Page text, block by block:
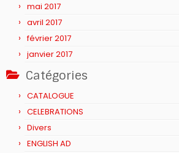
mai 2017
avril 2017
février 2017
janvier 2017
Catégories
CATALOGUE
CELEBRATIONS
Divers
ENGLISH AD